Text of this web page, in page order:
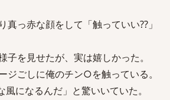
真っ赤な顔をして「触っていい??」
子を見せたが、実は嬉しかった。
ジごしに俺のチン○を触っている。
になるんだ」と驚いいていた。